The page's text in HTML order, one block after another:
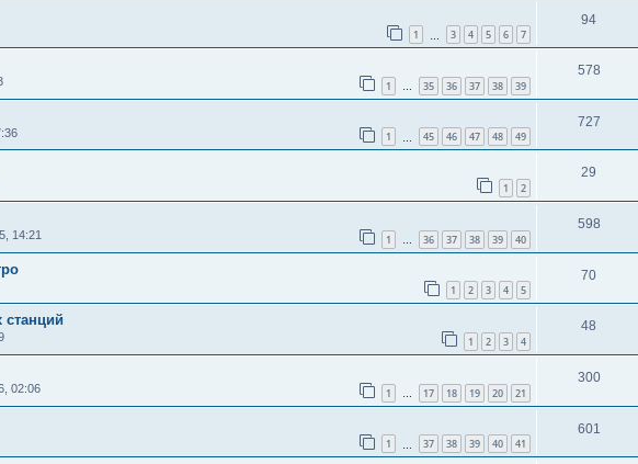
1 3 4 5 6 7
94
1 … 35 36 37 38 39
578
1 45 46 47 48 49
727
1 2
29
14:21 1 … 36 37 38 39 40
598
1 2 3 4 5
70
станций
1 2 3 4
48
02:06 1 … 17 18 19 20 21
300
1 37 38 39 40 41
601